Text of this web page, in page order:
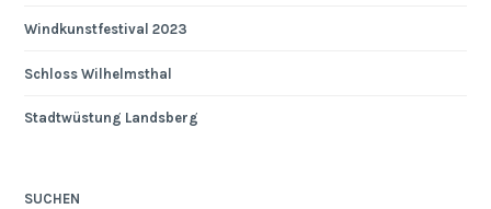
Windkunstfestival 2023
Schloss Wilhelmsthal
Stadtwüstung Landsberg
SUCHEN